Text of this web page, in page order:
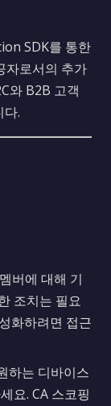
SDK를 통한
자로서의 추가
와 B2B 고객
다.
버에 대해 기
조치는 필요
화하려면 접근
하는 디바이스
요. CA 스코핑